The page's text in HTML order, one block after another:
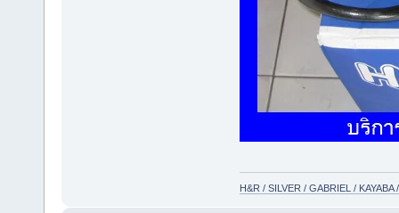
H&R / SILVER / GABRIEL / KAYABA